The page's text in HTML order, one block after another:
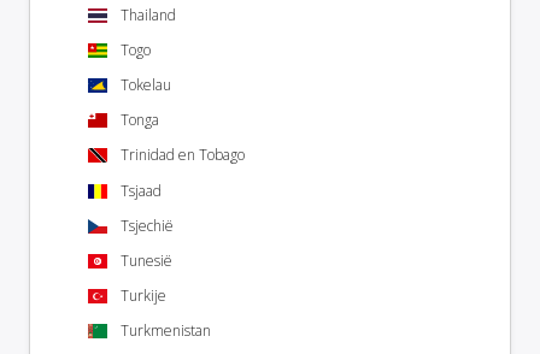
Thailand
Togo
Tokelau
Tonga
Trinidad en Tobago
Tsjaad
Tsjechië
Tunesië
Turkije
Turkmenistan